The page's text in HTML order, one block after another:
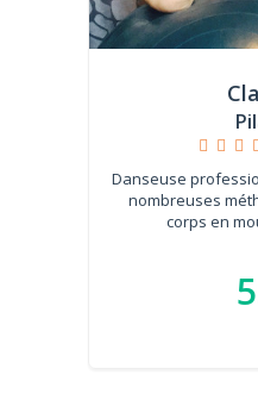
Danseuse
nombreuses
corps en